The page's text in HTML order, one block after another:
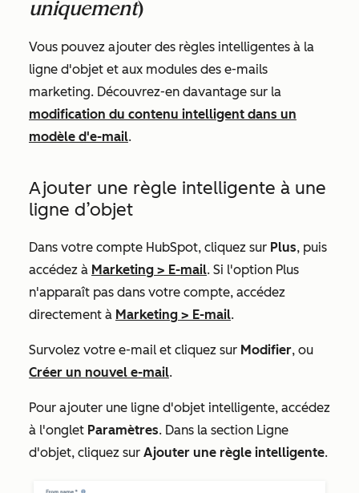
uniquement)
Vous pouvez ajouter des règles intelligentes à la
ligne d'objet et aux modules des e-mails
marketing. Découvrez-en davantage sur la
modification du contenu intelligent dans un
modèle d'e-mail.
Ajouter une règle intelligente à une
ligne d’objet
Dans votre compte HubSpot, cliquez sur Plus, puis
accédez à Marketing > E-mail. Si l'option Plus
n'apparaît pas dans votre compte, accédez
directement à Marketing > E-mail.
Survolez votre e-mail et cliquez sur Modifier, ou
Créer un nouvel e-mail.
Pour ajouter une ligne d'objet intelligente, accédez
à l'onglet Paramètres. Dans la section Ligne
d'objet, cliquez sur Ajouter une règle intelligente.